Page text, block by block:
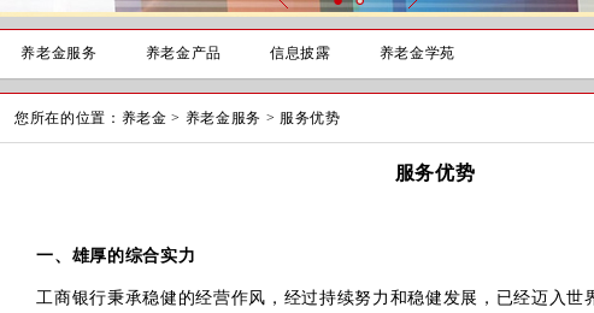
养老金服务 养老金产品 信息披露 养老金学苑
您所在的位置： 养老金 > 养老金服务 > 服务优势
服务优势
一、雄厚的综合实力
工商银行秉承稳健的经营作风，经过持续努力和稳健发展，已经迈入世